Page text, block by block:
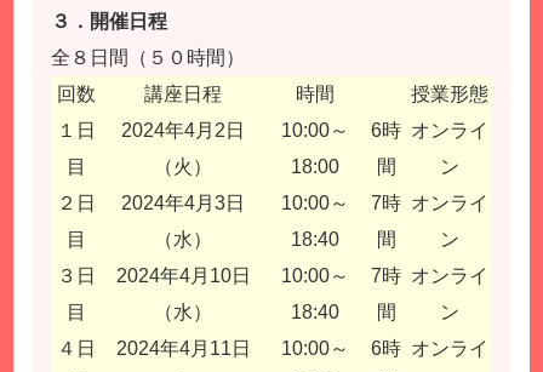
３．開催日程
全８日間（５０時間）
回数
講座日程 時間
授業形態
１日
目
2024年4月2日
（火）
10:00～
18:00
6時
間
オンライ
ン
２日
目
2024年4月3日
（水）
10:00～
18:40
7時
間
オンライ
ン
３日
目
2024年4月10日
（水）
10:00～
18:40
7時
間
オンライ
ン
４日
2024年4月11日
10:00～
6時 オンライ